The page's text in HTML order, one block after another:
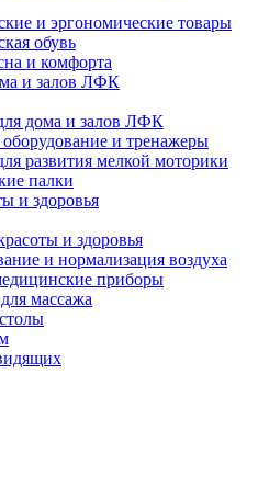
и эргономические товары
обувь
и комфорта
и залов ЛФК
дома и залов ЛФК
и тренажеры
развития мелкой моторики
палки
и здоровья
и здоровья
и нормализация воздуха
приборы
массажа